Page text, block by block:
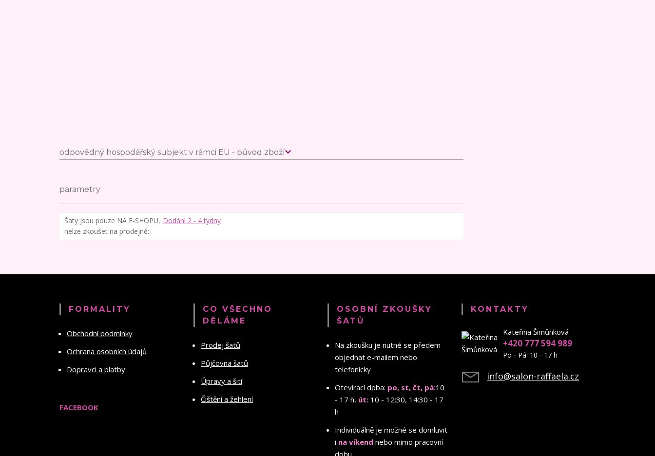
odpovědný hospodářský subjekt v rámci EU - původ zboží
parametry
Šaty jsou pouze NA E-SHOPU,
nelze zkoušet na prodejně
Dodání 2 - 4 týdny
FORMALITY
Obchodní podmínky
Ochrana osobních údajů
Dopravci a platby
FACEBOOK
CO VŠECHNO
DĚLÁME
Prodej šatů
Půjčovna šatů
Úpravy a šití
Čištění a žehlení
OSOBNÍ ZKOUŠKY
ŠATŮ
Na zkoušku je nutné se předem
objednat e-mailem nebo
telefonicky
Otevírací doba: po, st, čt, pá:10
- 17 h, út: 10 - 12:30, 14:30 - 17
h
Individuálně je možné se domluvit
i na víkend nebo mimo pracovní
dobu
KONTAKTY
Kateřina Šimůnková
+420 777 594 989
Po - Pá: 10 - 17 h
info@salon-raffaela.cz